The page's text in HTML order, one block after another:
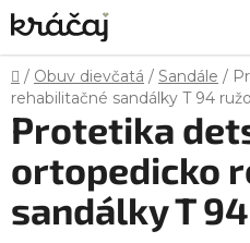
Prejsť
na
obsah
Domov
/ Obuv dievčatá / Sandále /
rehabilitačné sandálky T 94
Protetika
ortopedicko
sandálky T